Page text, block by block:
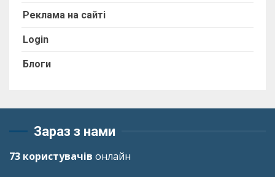
Реклама на сайті
Login
Блоги
Зараз з нами
73 користувачів онлайн